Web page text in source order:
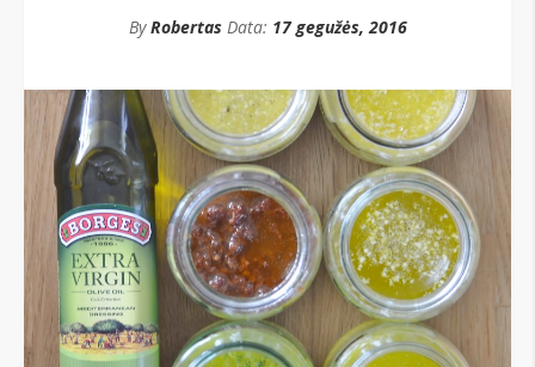
ByRobertas Data: 17 gegužės, 2016